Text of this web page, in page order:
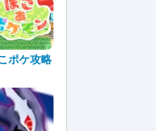
ポケ攻略